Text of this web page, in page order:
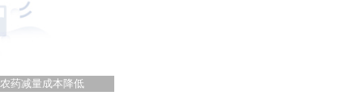
药减量成本降低